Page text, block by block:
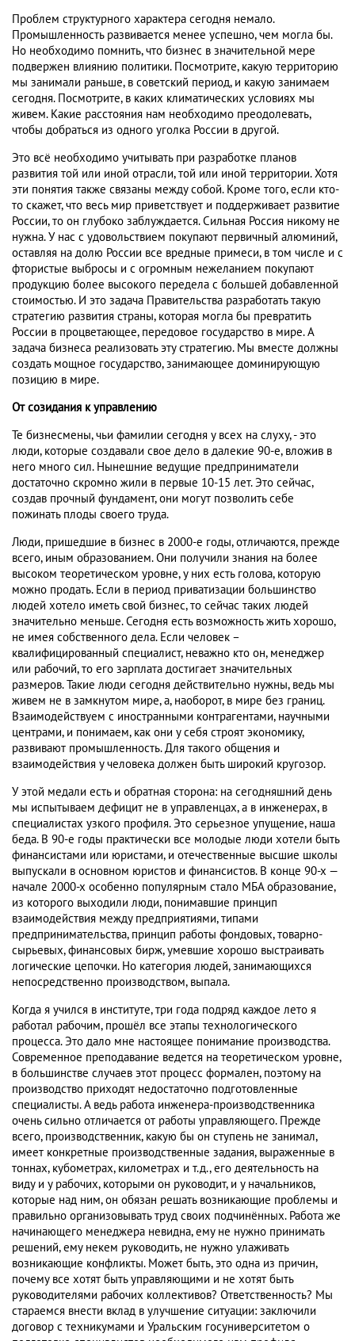
Проблем структурного характера сегодня немало.
Промышленность развивается менее успешно, чем могла бы.
Но необходимо помнить, что бизнес в значительной мере
подвержен влиянию политики. Посмотрите, какую территорию
мы занимали раньше, в советский период, и какую занимаем
сегодня. Посмотрите, в каких климатических условиях мы
живем. Какие расстояния нам необходимо преодолевать,
чтобы добраться из одного уголка России в другой.
Это всё необходимо учитывать при разработке планов
развития той или иной отрасли, той или иной территории. Хотя
эти понятия также связаны между собой. Кроме того, если кто-
то скажет, что весь мир приветствует и поддерживает развитие
России, то он глубоко заблуждается. Сильная Россия никому не
нужна. У нас с удовольствием покупают первичный алюминий,
оставляя на долю России все вредные примеси, в том числе и с
фтористые выбросы и с огромным нежеланием покупают
продукцию более высокого передела с большей добавленной
стоимостью. И это задача Правительства разработать такую
стратегию развития страны, которая могла бы превратить
России в процветающее, передовое государство в мире. А
задача бизнеса реализовать эту стратегию. Мы вместе должны
создать мощное государство, занимающее доминирующую
позицию в мире.
От созидания к управлению
Те бизнесмены, чьи фамилии сегодня у всех на слуху, - это
люди, которые создавали свое дело в далекие 90-е, вложив в
него много сил. Нынешние ведущие предприниматели
достаточно скромно жили в первые 10-15 лет. Это сейчас,
создав прочный фундамент, они могут позволить себе
пожинать плоды своего труда.
Люди, пришедшие в бизнес в 2000-е годы, отличаются, прежде
всего, иным образованием. Они получили знания на более
высоком теоретическом уровне, у них есть голова, которую
можно продать. Если в период приватизации большинство
людей хотело иметь свой бизнес, то сейчас таких людей
значительно меньше. Сегодня есть возможность жить хорошо,
не имея собственного дела. Если человек –
квалифицированный специалист, неважно кто он, менеджер
или рабочий, то его зарплата достигает значительных
размеров. Такие люди сегодня действительно нужны, ведь мы
живем не в замкнутом мире, а, наоборот, в мире без границ.
Взаимодействуем с иностранными контрагентами, научными
центрами, и понимаем, как они у себя строят экономику,
развивают промышленность. Для такого общения и
взаимодействия у человека должен быть широкий кругозор.
У этой медали есть и обратная сторона: на сегодняшний день
мы испытываем дефицит не в управленцах, а в инженерах, в
специалистах узкого профиля. Это серьезное упущение, наша
беда. В 90-е годы практически все молодые люди хотели быть
финансистами или юристами, и отечественные высшие школы
выпускали в основном юристов и финансистов. В конце 90-х —
начале 2000-х особенно популярным стало МБА образование,
из которого выходили люди, понимавшие принцип
взаимодействия между предприятиями, типами
предпринимательства, принцип работы фондовых, товарно-
сырьевых, финансовых бирж, умевшие хорошо выстраивать
логические цепочки. Но категория людей, занимающихся
непосредственно производством, выпала.
Когда я учился в институте, три года подряд каждое лето я
работал рабочим, прошёл все этапы технологического
процесса. Это дало мне настоящее понимание производства.
Современное преподавание ведется на теоретическом уровне,
в большинстве случаев этот процесс формален, поэтому на
производство приходят недостаточно подготовленные
специалисты. А ведь работа инженера-производственника
очень сильно отличается от работы управляющего. Прежде
всего, производственник, какую бы он ступень не занимал,
имеет конкретные производственные задания, выраженные в
тоннах, кубометрах, километрах и т.д., его деятельность на
виду и у рабочих, которыми он руководит, и у начальников,
которые над ним, он обязан решать возникающие проблемы и
правильно организовывать труд своих подчинённых. Работа же
начинающего менеджера невидна, ему не нужно принимать
решений, ему некем руководить, не нужно улаживать
возникающие конфликты. Может быть, это одна из причин,
почему все хотят быть управляющими и не хотят быть
руководителями рабочих коллективов? Ответственность? Мы
стараемся внести вклад в улучшение ситуации: заключили
договор с техникумами и Уральским госуниверситетом о